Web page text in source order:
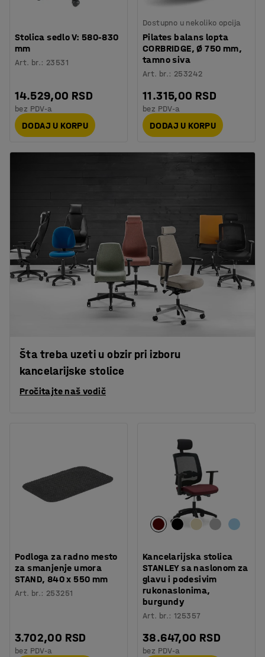
Stolica sedlo V: 580-830
mm
Art. br.: 23531
14.529,00 RSD
bez PDV-a
DODAJ U KORPU
Dostupno u nekoliko opcija
Pilates balans lopta
CORBRIDGE, Ø 750 mm,
tamno siva
Art. br.: 253242
11.315,00 RSD
bez PDV-a
DODAJ U KORPU
Šta treba uzeti u obzir pri izboru
kancelarijske stolice
Pročitajte naš vodič
Podloga za radno mesto
za smanjenje umora
STAND, 840 x 550 mm
Art. br.: 253251
3.702,00 RSD
bez PDV-a
Kancelarijska stolica
STANLEY sa naslonom za
glavu i podesivim
rukonaslonima,
burgundy
Art. br.:125357
38.647,00 RSD
bez PDV-a